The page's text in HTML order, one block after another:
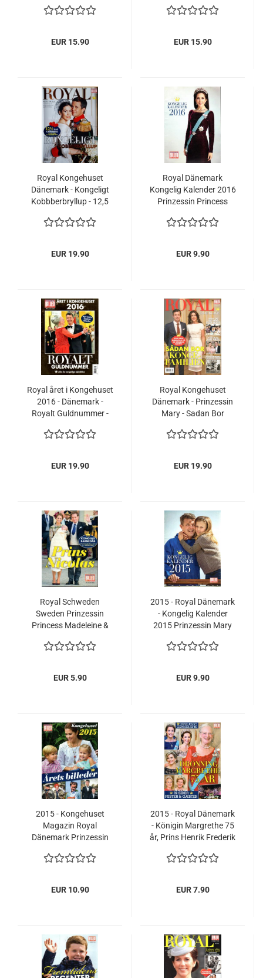
EUR 15.90 EUR 15.90
Royal Kongehuset
Dänemark - Kongeligt
Kobbberbryllup - 12,5
Prinzessin Mary und
EUR 19.90
Royal Dänemark
Kongelig Kalender 2016
Prinzessin Princess
Margrethe
EUR 9.90
Royal året i Kongehuset
2016 - Dänemark -
Royalt Guldnummer -
Königin Margrethe
EUR 19.90
Royal Kongehuset
Dänemark - Prinzessin
Mary - Sadan Bor
Amalienborg Margrethe
EUR 19.90
Royal Schweden
Sweden Prinzessin
Princess Madeleine &
Nicolas
EUR 5.90
2015 - Royal Dänemark
- Kongelig Kalender
2015 Prinzessin Mary
Frederik
EUR 9.90
2015 - Kongehuset
Magazin Royal
Dänemark Prinzessin
EUR 10.90
2015 - Royal Dänemark
- Königin Margrethe 75
år, Prins Henrik Frederik
EUR 7.90